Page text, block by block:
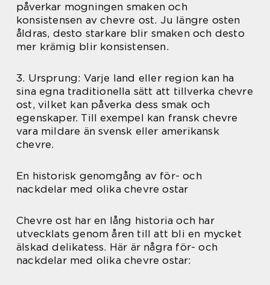
påverkar mogningen smaken och
konsistensen av chevre ost. Ju längre osten
åldras, desto starkare blir smaken och desto
mer krämig blir konsistensen.
3. Ursprung: Varje land eller region kan ha
sina egna traditionella sätt att tillverka chevre
ost, vilket kan påverka dess smak och
egenskaper. Till exempel kan fransk chevre
vara mildare än svensk eller amerikansk
chevre.
En historisk genomgång av för- och
nackdelar med olika chevre ostar
Chevre ost har en lång historia och har
utvecklats genom åren till att bli en mycket
älskad delikatess. Här är några för- och
nackdelar med olika chevre ostar: